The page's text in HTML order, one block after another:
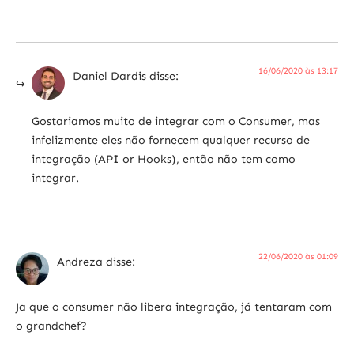
Daniel Dardis disse: 16/06/2020 às 13:17
Gostariamos muito de integrar com o Consumer, mas
infelizmente eles não fornecem qualquer recurso de
integração (API or Hooks), então não tem como
integrar.
Andreza disse: 22/06/2020 às 01:09
Ja que o consumer não libera integração, já tentaram com
o grandchef?